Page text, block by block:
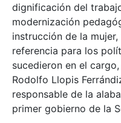
dignificación del
modernización
instrucción de la
referencia para los
sucedieron en el
Rodolfo Llopis
responsable de la
primer gobierno de la